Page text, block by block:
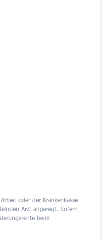
oder der Krankenkasse
Arzt angeregt. Sofern
beim